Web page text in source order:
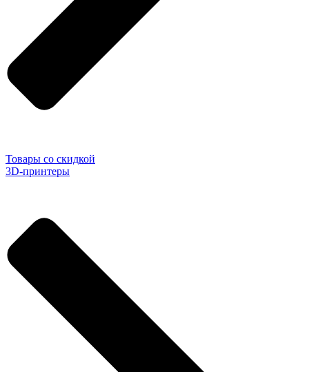
Товары со скидкой
3D-принтеры